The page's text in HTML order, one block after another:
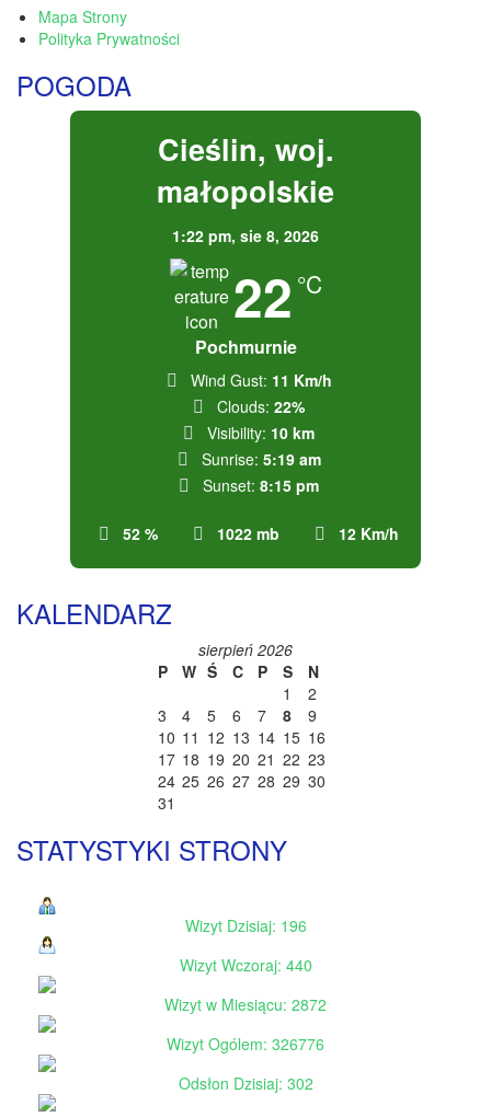
Mapa Strony
Polityka Prywatności
POGODA
Cieślin, woj.
małopolskie
1:22 pm, sie 8, 2026
22 °C
Pochmurnie
52 % 1022 mb 12 Km/h
Wind Gust: 11 Km/h
Clouds: 22%
Visibility: 10 km
Sunrise: 5:19 am
Sunset: 8:15 pm
KALENDARZ
sierpień 2026
P
W Ś C P S
N
1
2
3
4 5 6 7 8
9
10 11 12 13 14 15 16
17 18 19 20 21 22 23
24 25 26 27 28 29 30
31
STATYSTYKI STRONY
Wizyt Dzisiaj: 196
Wizyt Wczoraj: 440
Wizyt w Miesiącu: 2872
Wizyt Ogólem: 326776
Odsłon Dzisiaj: 302